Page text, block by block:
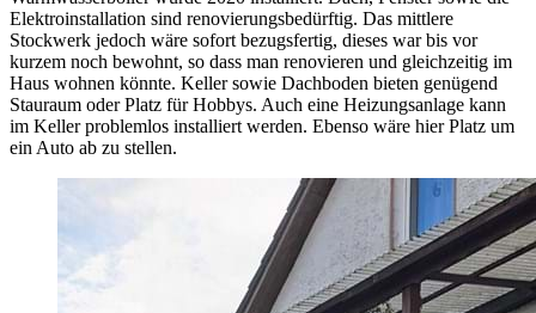
Elektroinstallation sind renovierungsbedürftig. Das mittlere
Stockwerk jedoch wäre sofort bezugsfertig, dieses war bis vor
kurzem noch bewohnt, so dass man renovieren und gleichzeitig im
Haus wohnen könnte. Keller sowie Dachboden bieten genügend
Stauraum oder Platz für Hobbys. Auch eine Heizungsanlage kann
im Keller problemlos installiert werden. Ebenso wäre hier Platz um
ein Auto ab zu stellen.